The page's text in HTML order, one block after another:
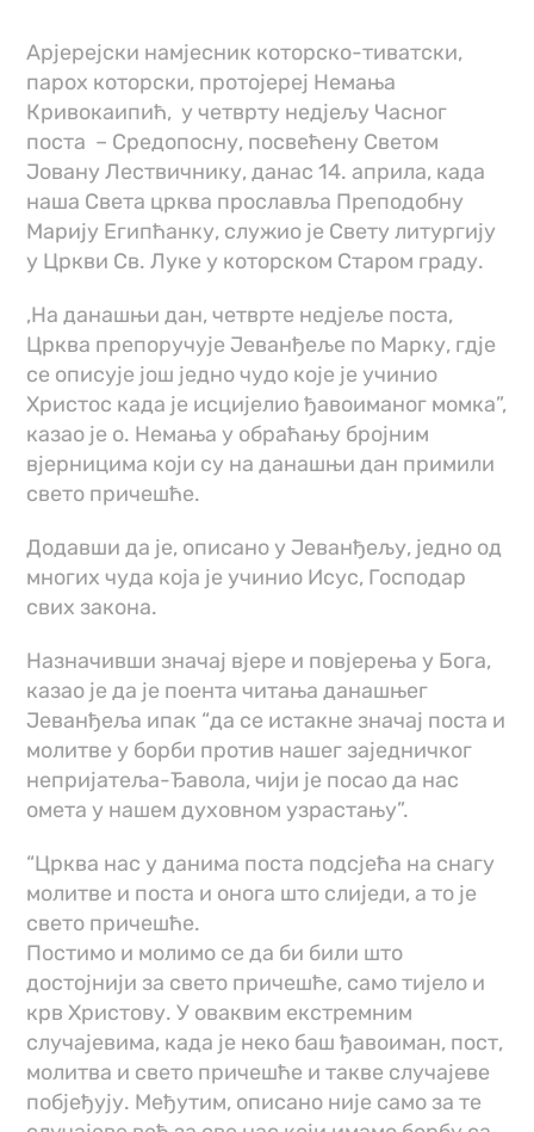
Арјерејски намјесник которско-тиватски,
парох которски, протојереј Немања
Кривокаипић, у четврту недјељу Часног
поста – Средопосну, посвећену Светом
Јовану Лествичнику, данас 14. априла, када
наша Света црква прославља Преподобну
Марију Египћанку, служио је Свету литургију
у Цркви Св. Луке у которском Старом граду.
,На данашњи дан, четврте нед‌јеље поста,
Црква препоручује Јеванђеље по Марку, гд‌је
се описује још једно чудо које је учинио
Христос када је исцијелио ђавоиманог момка”,
казао је о. Немања у обраћању бројним
вјерницима који су на данашњи дан примили
свето причешће.
Додавши да је, описано у Јеванђељу, једно од
многих чуда која је учинио Исус, Господар
свих закона.
Назначивши значај вјере и повјерења у Бога,
казао је да је поента читања данашњег
Јеванђеља ипак “да се истакне значај поста и
молитве у борби против нашег заједничког
непријатеља-Ђавола, чији је посао да нас
омета у нашем духовном узрастању”.
“Црква нас у данима поста подсјећа на снагу
молитве и поста и онога што слиједи, а то је
свето причешће.
Постимо и молимо се да би били што
достојнији за свето причешће, само тијело и
крв Христову. У оваквим екстремним
случајевима, када је неко баш ђавоиман, пост,
молитва и свето причешће и такве случајеве
побјеђују. Међутим, описано није само за те